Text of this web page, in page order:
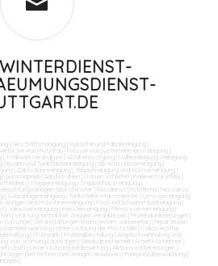
| Geschäftsreinigung| Industrie und Fabrikreinigung|
Service| Putzfrau| Putzservice| Unternehmensreinigung|
| Trinkwasseranalyse| Abfall entsorgung| Hallenreinigung| Reinigung
| Boden und Tankflächenreinigung| SB-Waschboxreinigung|
| Zapfsäulenreinigung| Teppichreinigung und Polsterreinigung|
| Gummiabrieb| Sandstrahlen Fräsen schleifen Polieren Graffitis
Treppenreinigung| Treppenhausreinigung|
Bürofenster Putzdienst |Putzfirma| Norovirus
| Solaranlagenreinigung| Tankstellen-Hausmeister
Umzugsreinigung
Anlagen und Maschinenreinigung| Pool und Schwimmbadreinigung|
Jalousienreinigung| Fensterreinigung| Fitnesscenterreinigung|
Wartung technicher Anlagen veranlassen Materialanlieferungen
Umzüge| Veranstaltungen intern/extern vorbereiten
Reparaturen
| Unterstützung der Poststelle|
Collico-Koffer
| Fuhrpark| Materialbestellung| Angebotseinholung und
von Wartungsaufträgen Gebäudesicherheit Arbeitssicherheit
Unterstützung bei Bewirtung| Aktionsvorbereitungen
bei technischen Anlagen einweisen Parkplatzüberwachung|